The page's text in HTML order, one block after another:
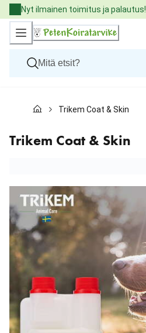
Skip
to
Content
Nyt ilmainen toimitus ja palautus!
Kissat
Eläinlääkäriruoat
Tuotemerkit
Trikem Coat & Skin
Trikem Coat & Skin